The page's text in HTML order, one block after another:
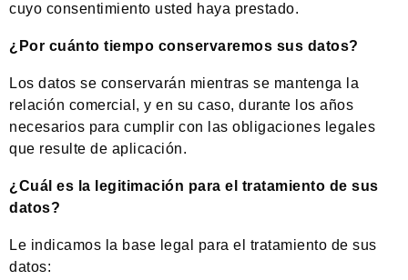
cuyo consentimiento usted haya prestado.
¿Por cuánto tiempo conservaremos sus datos?
Los datos se conservarán mientras se mantenga la
relación comercial, y en su caso, durante los años
necesarios para cumplir con las obligaciones legales
que resulte de aplicación.
¿Cuál es la legitimación para el tratamiento de sus
datos?
Le indicamos la base legal para el tratamiento de sus
datos: